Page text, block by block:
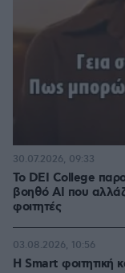
Το DEI College
βοηθό AI που
φοιτητές
30.07.2026, 09:33
Η Smart φοιτητική
03.08.2026, 10:56